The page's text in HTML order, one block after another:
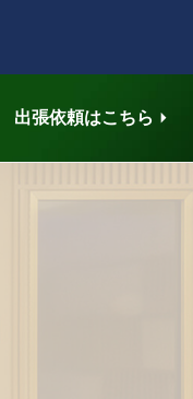
出張依頼はこちら